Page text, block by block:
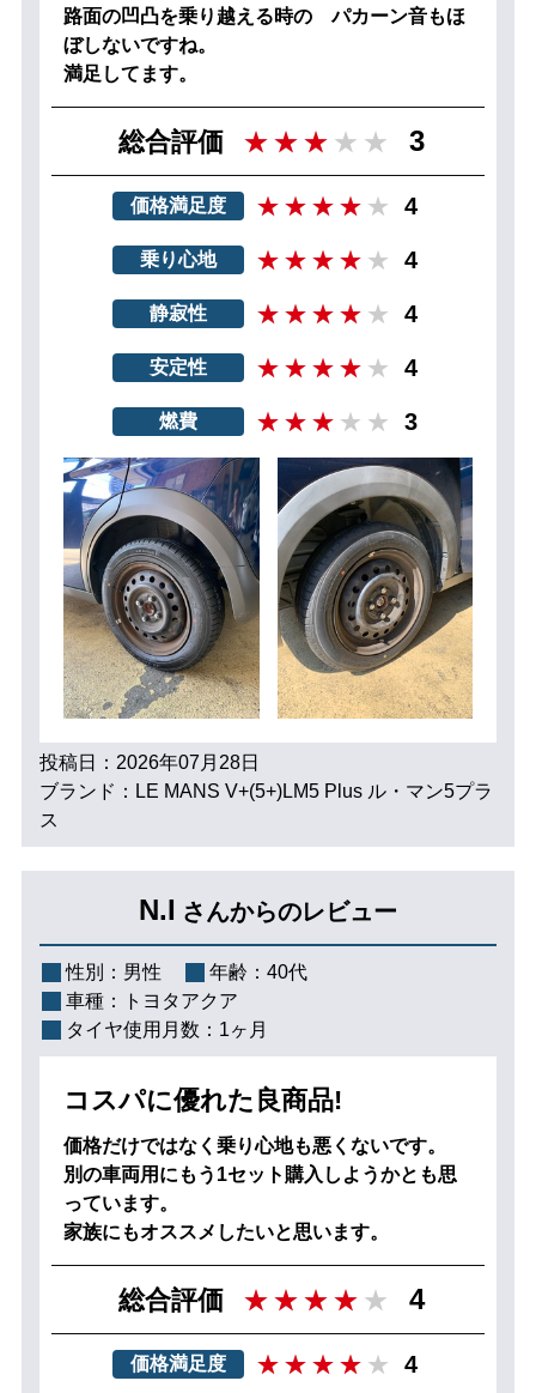
路面の凹凸を乗り越える時の パカーン音もほ
ぼしないですね。
満足してます。
総合評価 3
価格満足度 4
乗り心地 4
静寂性 4
安定性 4
燃費 3
投稿日：2026年07月28日
ブランド：LE MANS V+(5+)LM5 Plus ル・マン5プラ
ス
N.I さんからのレビュー
性別： 男性 年齢： 40代
車種：
トヨタアクア
タイヤ使用月数： 1ヶ月
コスパに優れた良商品!
価格だけではなく乗り心地も悪くないです。
別の車両用にもう1セット購入しようかとも思
っています。
家族にもオススメしたいと思います。
総合評価 4
価格満足度 4